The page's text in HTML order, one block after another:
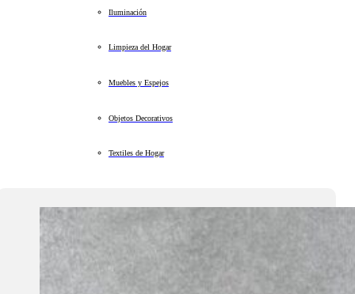
Iluminación
Limpieza del Hogar
Muebles y Espejos
Objetos Decorativos
Textiles de Hogar